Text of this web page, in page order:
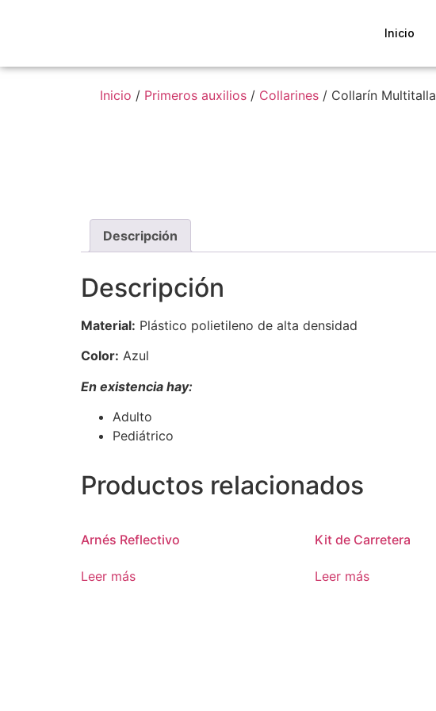
Inicio
Inicio / Primeros auxilios / Collarines / Collarín Multitalla
Descripción
Descripción
Material: Plástico polietileno de alta densidad
Color: Azul
En existencia hay:
Adulto
Pediátrico
Productos relacionados
Arnés Reflectivo
Leer más
Kit de Carretera
Leer más